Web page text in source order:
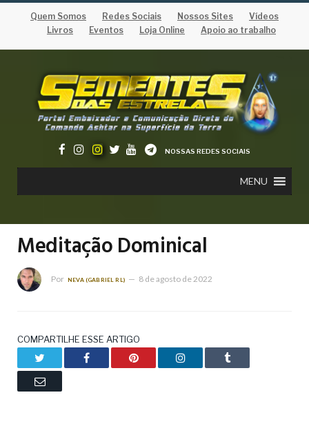
Quem Somos Redes Sociais Nossos Sites
Vídeos
Livros
Eventos Loja Online Apoio ao trabalho
NOSSAS REDES SOCIAIS
MENU
Meditação Dominical
Por NEVA (GABRIEL RL) 8 de agosto de 2022
COMPARTILHE ESSE ARTIGO
Facebook Pinterest LinkedIn Tumblr
Email